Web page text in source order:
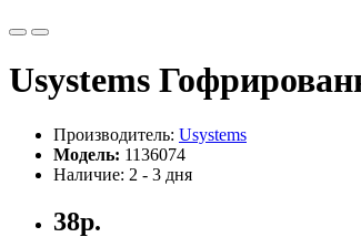
Usystems
Производитель: Usystems
Модель: 1136074
Наличие: 2 - 3 дня
38р.